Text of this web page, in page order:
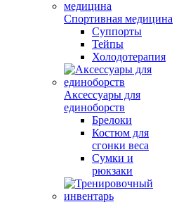
Спортивная медицина
Суппорты
Тейпы
Холодотерапия
Аксессуары для
единоборств
Брелоки
Костюм для
сгонки веса
Сумки и
рюкзаки